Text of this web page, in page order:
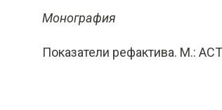
Монография
Показатели рефактива. М.: